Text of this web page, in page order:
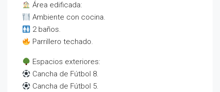
Área edificada:
Ambiente con cocina.
2 baños.
Parrillero techado.
Espacios exteriores:
Cancha de Fútbol 8.
Cancha de Fútbol 5.